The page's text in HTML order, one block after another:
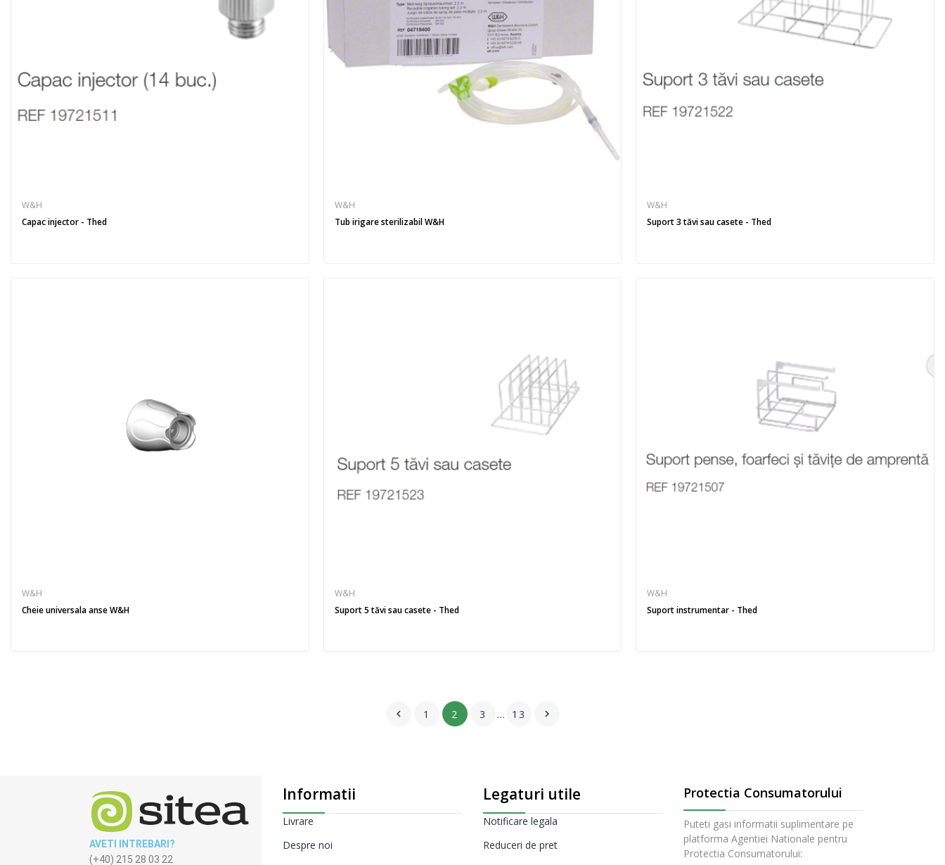
W&H
Capac injector - Thed
W&H
Tub irigare sterilizabil W&H
W&H
Suport 3 tăvi sau casete - Thed
W&H
Cheie universala anse W&H
W&H
Suport 5 tăvi sau casete - Thed
W&H
Suport instrumentar - Thed
 1 2 3 … 13 
AVETI INTREBARI?
(+40) 215 28 03 22
Informatii
Livrare
Despre noi
Legaturi utile
Notificare legala
Reduceri de pret
Protectia Consumatorului
Puteti gasi informatii suplimentare pe
platforma Agentiei Nationale pentru
Protectia Consumatorului: